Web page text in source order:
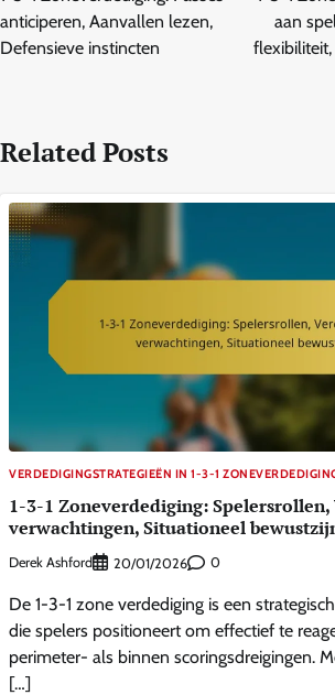
anticiperen, Aanvallen lezen,
Defensieve instincten
aan
Related Posts
VERDEDIGINGSTRATEGIEËN IN 1-3-1
1-3-1 Zoneverdediging: Spelersrollen,
verwachtingen, Situationeel
Derek Ashford 20/01/2026 0
De 1-3-1 zone verdediging is een
die spelers positioneert om effectief te
perimeter- als binnen scoringsdreigingen.
[…]